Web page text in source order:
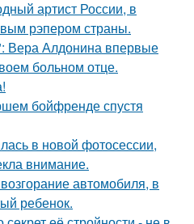
артист России, в
рэпером страны.
Алдонина впервые
больном отце.
бойфренде спустя
в новой фотосессии,
внимание.
автомобиля, в
ребенок.